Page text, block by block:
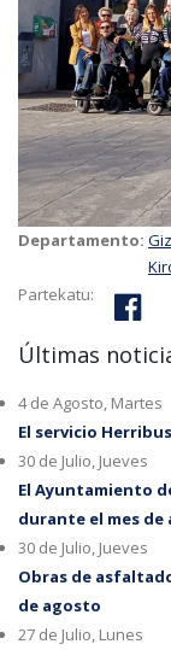
Departamento:
Partekatu:
Últimas
4 de Agosto, Martes
El servicio
30 de Julio, Jueves
El Ayuntamiento
durante el mes de
30 de Julio, Jueves
Obras de
de agosto
27 de Julio, Lunes